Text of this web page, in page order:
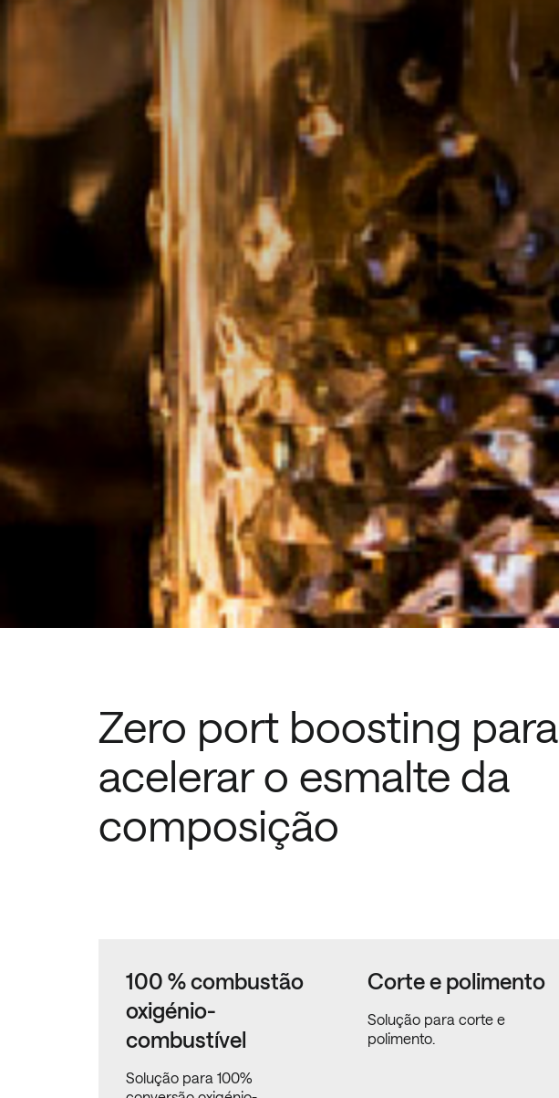
Zero port boosting para
acelerar o esmalte da
composição
100 % combustão
oxigénio-
combustível
Solução para 100%
Corte e polimento
Solução para corte e
polimento.